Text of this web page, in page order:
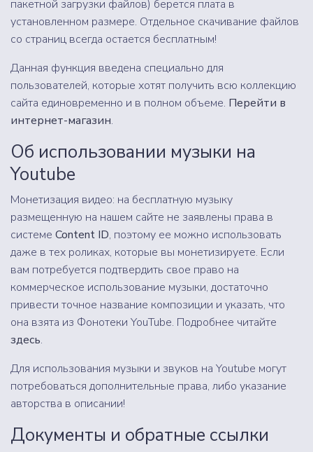
пакетной загрузки файлов) берется плата в
установленном размере. Отдельное скачивание файлов
со страниц всегда остается бесплатным!
Данная функция введена специально для
пользователей, которые хотят получить всю коллекцию
сайта единовременно и в полном объеме. Перейти в
интернет-магазин.
Об использовании музыки на
Youtube
Монетизация видео: на бесплатную музыку
размещенную на нашем сайте не заявлены права в
системе Content ID, поэтому ее можно использовать
даже в тех роликах, которые вы монетизируете. Если
вам потребуется подтвердить свое право на
коммерческое использование музыки, достаточно
привести точное название композиции и указать, что
она взята из Фонотеки YouTube. Подробнее читайте
здесь.
Для использования музыки и звуков на Youtube могут
потребоваться дополнительные права, либо указание
авторства в описании!
Документы и обратные ссылки